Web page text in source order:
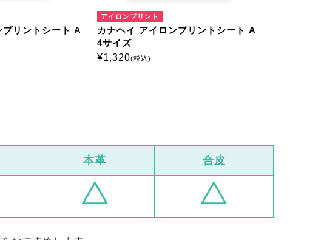
プリントシート A
アイロンプリント
カナヘイ アイロンプリントシート A
4サイズ
¥1,320(税込)
本革 合皮